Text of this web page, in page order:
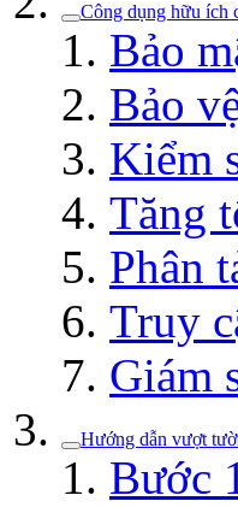
Công dụng hữu ích
Bảo
Bảo
Kiểm
Tăng
Phân
Truy
Giám
Hướng dẫn vượt
Bước